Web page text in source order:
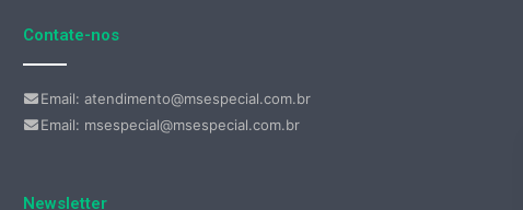
Contate-nos
Email: atendimento@msespecial.com.br
Email: msespecial@msespecial.com.br
Newsletter